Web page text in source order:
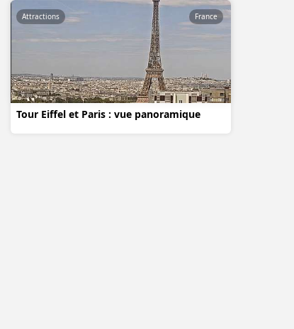
Tour Eiffel et Paris : vue panoramique
Attractions France